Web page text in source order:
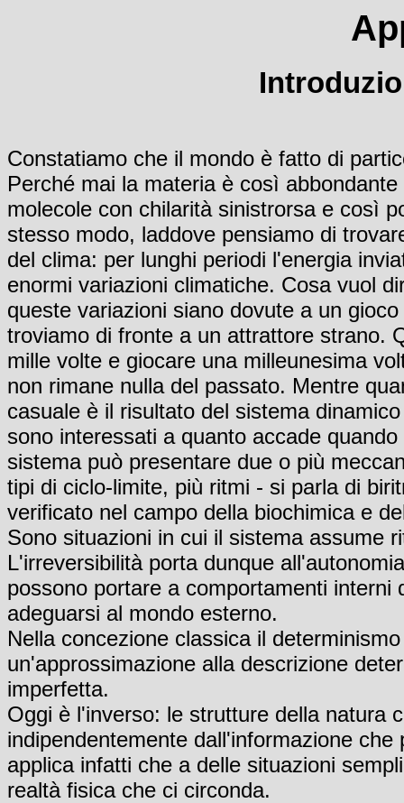
Constatiamo che il mondo è fatto di
Perché mai la materia è così
molecole con chilarità sinistrorsa e così
stesso modo, laddove pensiamo di
del clima: per lunghi periodi l'energia
enormi variazioni climatiche. Cosa vuol
queste variazioni siano dovute a un
troviamo di fronte a un attrattore strano.
mille volte e giocare una milleunesima
non rimane nulla del passato. Mentre
casuale è il risultato del sistema
sono interessati a quanto accade
sistema può presentare due o più
tipi di ciclo-limite, più ritmi - si parla di
verificato nel campo della biochimica e
Sono situazioni in cui il sistema assume
L'irreversibilità porta dunque
possono portare a comportamenti
adeguarsi al mondo esterno.
Nella concezione classica il
un'approssimazione alla descrizione
imperfetta.
Oggi è l'inverso: le strutture della natura
indipendentemente dall'informazione
applica infatti che a delle situazioni
realtà fisica che ci circonda.